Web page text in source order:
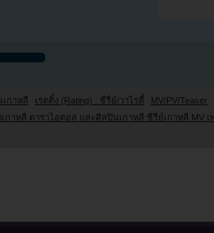
กาหลี เรตติ้ง (Rating) : ซีรี่ย์/วาไรตี้
MV/PV/Teaser
เกาหลี ดาราไอดอล และศิลปินเกาหลี ซีรี่ย์เกาหลี MV